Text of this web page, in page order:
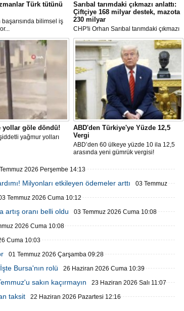
Türk tütünü
bilimsel iş
Sarıbal tarımdaki çıkmazı anlattı:
Çiftçiye 168 milyar destek, mazota
230 milyar
CHP'li Orhan Sarıbal tarımdaki çıkmazı
anlattı: Çiftçiye 168 milyar destek,
mazota 230 milyar
yollar göle döndü!
yağmur yolları
ABD'den Türkiye'ye Yüzde 12,5
Vergi
ABD’den 60 ülkeye yüzde 10 ila 12,5
arasında yeni gümrük vergisi!
2026 Perşembe 14:13
Milyonları etkileyen ödemeler arttı
03 Temmuz
Temmuz 2026 Cuma 10:12
artış oranı belli oldu 03 Temmuz 2026 Cuma 10:08
2026 Cuma 10:08
Cuma 10:03
01 Temmuz 2026 Çarşamba 09:28
Bursa'nın rolü 26 Haziran 2026 Cuma 10:39
sakın kaçırmayın 23 Haziran 2026 Salı 11:07
taksit 22 Haziran 2026 Pazartesi 12:16